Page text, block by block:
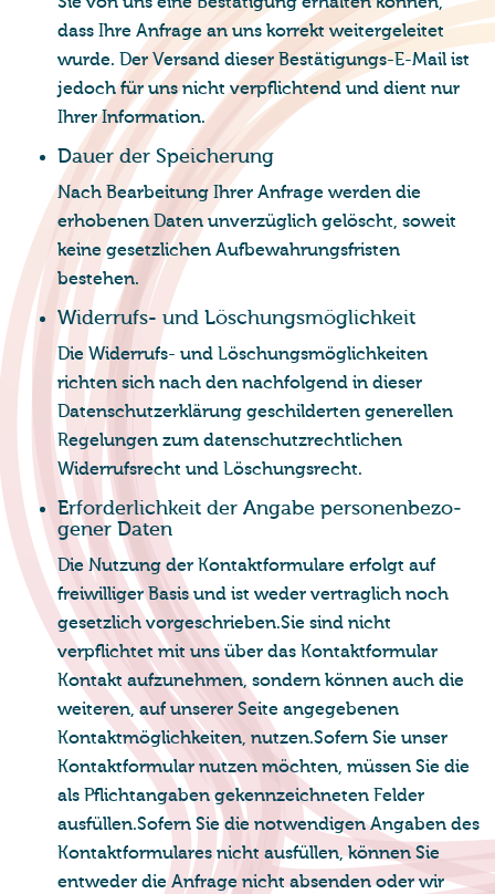
dass Ihre Anfrage an uns korrekt weitergeleitet
wurde. Der Versand dieser Bestätigungs-E-Mail ist
jedoch für uns nicht verpflichtend und dient nur
Ihrer Information.
Dauer der Spei­che­rung
Nach Bearbeitung Ihrer Anfrage werden die
erhobenen Daten unverzüglich gelöscht, soweit
keine gesetzlichen Aufbewahrungsfristen
bestehen.
Wi­der­rufs- und Lö­schungs­mög­lich­keit
Die Widerrufs- und Löschungsmöglichkeiten
richten sich nach den nachfolgend in dieser
Datenschutzerklärung geschilderten generellen
Regelungen zum datenschutzrechtlichen
Widerrufsrecht und Löschungsrecht.
Er­for­der­lich­keit der An­ga­be per­so­nen­be­zo­
ge­ner Daten
Die Nutzung der Kontaktformulare erfolgt auf
freiwilliger Basis und ist weder vertraglich noch
gesetzlich vorgeschrieben.Sie sind nicht
verpflichtet mit uns über das Kontaktformular
Kontakt aufzunehmen, sondern können auch die
weiteren, auf unserer Seite angegebenen
Kontaktmöglichkeiten, nutzen.Sofern Sie unser
Kontaktformular nutzen möchten, müssen Sie die
als Pflichtangaben gekennzeichneten Felder
ausfüllen.Sofern Sie die notwendigen Angaben des
Kontaktformulares nicht ausfüllen, können Sie
entweder die Anfrage nicht absenden oder wir